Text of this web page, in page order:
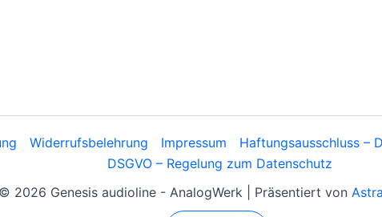
Widerrufsbelehrung Impressum Haftungsausschluss –
DSGVO – Regelung zum Datenschutz
2026 Genesis audioline - AnalogWerk | Präsentiert von